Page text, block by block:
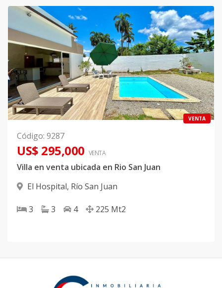
VENTA
Código: 9287
US$ 295,000 VENTA
Villa en venta ubicada en Rio San Juan
El Hospital, Río San Juan
3 3 4 225 Mt2